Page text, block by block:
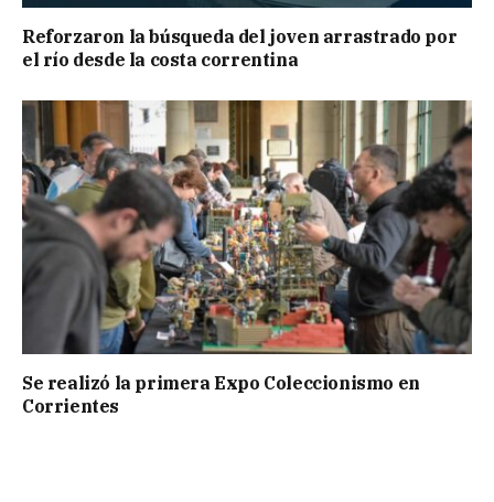
Reforzaron la búsqueda del joven arrastrado por
el río desde la costa correntina
Se realizó la primera Expo Coleccionismo en
Corrientes